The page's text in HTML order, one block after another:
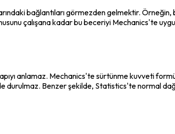
bağlantıları görmezden gelmektir.
çalışana kadar bu beceriyi Mechanics'te
anlamaz. Mechanics'te sürtünme kuvveti
durulmaz. Benzer şekilde, Statistics'te normal